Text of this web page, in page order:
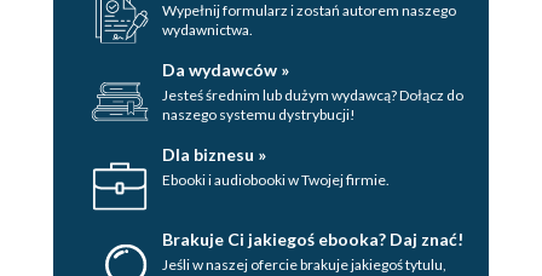
Wypełnij formularz i zostań autorem naszego
wydawnictwa.
Da wydawców »
Jesteś średnim lub dużym wydawcą? Dołącz do
naszego systemu dystrybucji!
Dla biznesu »
Ebooki i audiobooki w Twojej firmie.
Brakuje Ci jakiegoś ebooka? Daj znać!
Jeśli w naszej ofercie brakuje jakiegoś tytulu,